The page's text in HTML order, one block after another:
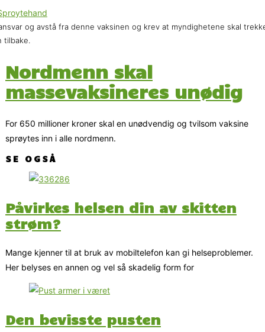
og avstå fra denne vaksinen og krev at myndighetene skal
tilbake.
Nordmenn skal
massevaksineres unødig
For 650 millioner kroner skal en unødvendig og tvilsom vaksine
sprøytes inn i alle nordmenn.
SE OGSÅ
Påvirkes helsen din av skitten
strøm?
Mange kjenner til at bruk av mobiltelefon kan gi helseproblemer.
Her belyses en annen og vel så skadelig form for
Den bevisste pusten